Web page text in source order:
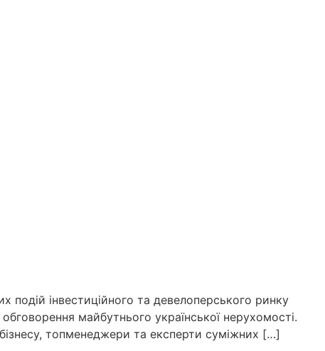
інвестиційного та девелоперського ринку
обговорення майбутнього української нерухомості.
топменеджери та експерти суміжних […]